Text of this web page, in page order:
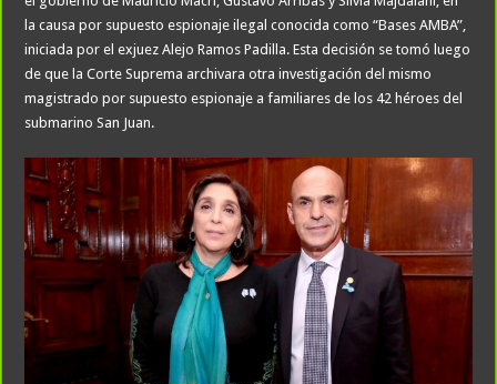
la causa por supuesto espionaje ilegal conocida como “Bases AMBA”,
iniciada por el exjuez Alejo Ramos Padilla. Esta decisión se tomó luego
de que la Corte Suprema archivara otra investigación del mismo
magistrado por supuesto espionaje a familiares de los 42 héroes del
submarino San Juan.